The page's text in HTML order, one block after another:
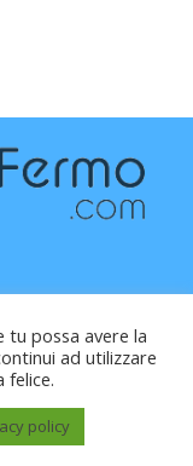
Pesaro (PU) -
giornalistica, aut.
08/2010
tu possa avere la
ad utilizzare
felice.
policy